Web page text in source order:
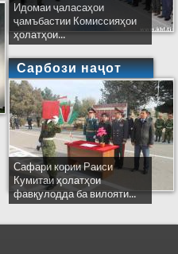
Идомаи ҷаласаҳои
ҷамъбастии Комиссияҳои
ҳолатҳои...
Сарбози наҷот
Сафари кории Раиси
Кумитаи ҳолатҳои
фавқулодда ба вилояти...